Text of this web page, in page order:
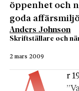
öppenhet och
goda
Anders Johnson
Skriftställare och
2 mars 2009
r